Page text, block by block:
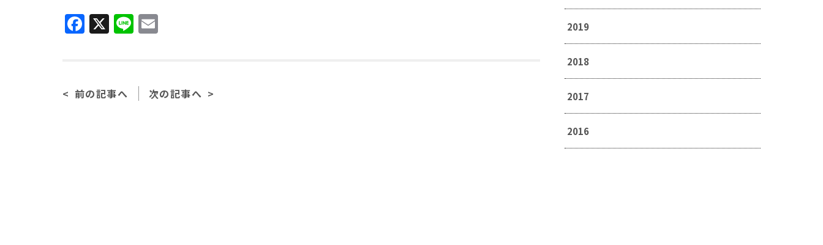
Facebook
X Line
前の記事へ 次の記事へ
2019
2018
2017
2016